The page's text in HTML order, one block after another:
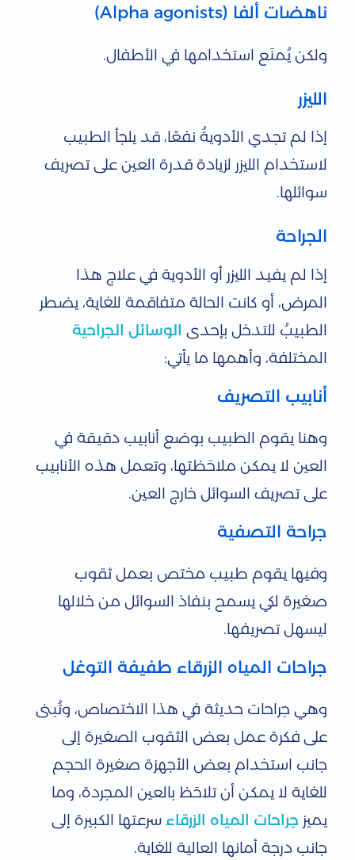
ناهضات ألفا (Alpha agonists)
ولكن يُمنَع استخدامها في الأطفال.
الليزر
إذا لم تجدي الأدويةُ نفعًا، قد يلجأ الطبيب
لاستخدام الليزر لزيادة قدرة العين على تصريف
سوائلها.
الجراحة
إذا لم يفيد الليزر أو الأدوية في علاج هذا
المرض، أو كانت الحالة متفاقمة للغاية، يضطر
الطبيبُ للتدخل بإحدى الوسائل الجراحية
المختلفة، وأهمها ما يأتي:
أنابيب التصريف
وهنا يقوم الطبيب بوضع أنابيب دقيقة في
العين لا يمكن ملاحَظتها، وتعمل هذه الأنابيب
على تصريف السوائل خارج العين.
جراحة التصفية
وفيها يقوم طبيب مختص بعمل ثقوب
صغيرة لكي يسمح بنفاذ السوائل من خلالها
ليسهل تصريفها.
جراحات المياه الزرقاء طفيفة التوغل
وهي جراحات حديثة في هذا الاختصاص، وتُبنى
على فكرة عمل بعض الثقوب الصغيرة إلى
جانب استخدام بعض الأجهزة صغيرة الحجم
للغاية لا يمكن أن تلاحَظ بالعين المجردة، وما
يميز جراحات المياه الزرقاء سرعتها الكبيرة إلى
جانب درجة أمانها العالية للغاية.